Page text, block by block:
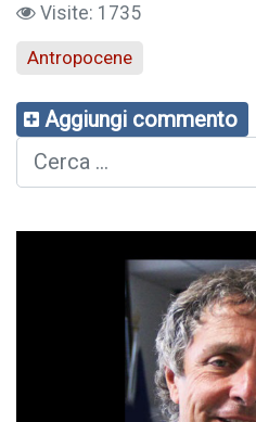
Visite: 1735
Antropocene
Aggiungi commento
Cerca